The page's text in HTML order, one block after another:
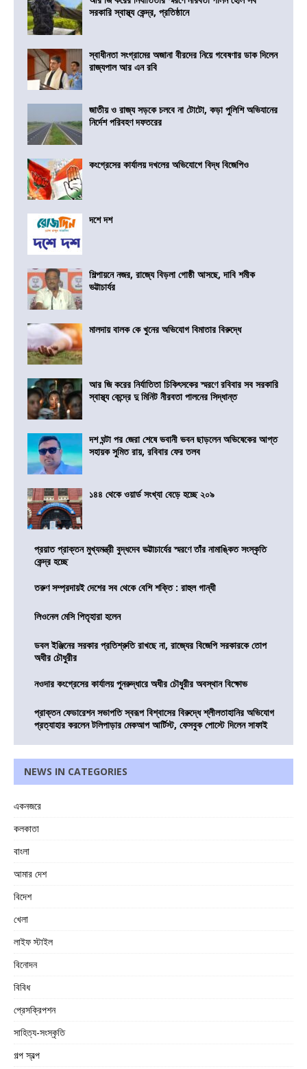
সরকারি স্বাস্থ্য কেন্দ্র, প্রতিষ্ঠানে
স্বাধীনতা সংগ্রামের অজানা বীরদের নিয়ে গবেষণার ডাক দিলেন
রাজ্যপাল আর এন রবি
জাতীয় ও রাজ্য সড়কে চলবে না টোটো, কড়া পুলিশি অভিযানের
নির্দেশ পরিবহণ দফতরের
কংগ্রেসের কার্যালয় দখলের অভিযোগে বিদ্ধ বিজেপিও
দশে দশ
শিল্পায়নে নজর, রাজ্যে বিড়লা গোষ্ঠী আসছে, দাবি শমীক
ভট্টাচার্যর
মালদায় বালক কে খুনের অভিযোগ বিমাতার বিরুদ্ধে
আর জি করের নির্যাতিতা চিকিৎসকের স্মরণে রবিবার সব সরকারি
স্বাস্থ্য কেন্দ্রে দু মিনিট নীরবতা পালনের সিদ্ধান্ত
দশ ঘন্টা পর জেরা শেষে ভবানী ভবন ছাড়লেন অভিষেকের আপ্ত
সহায়ক সুমিত রায়, রবিবার ফের তলব
১৪৪ থেকে ওয়ার্ড সংখ্যা বেড়ে হচ্ছে ২০৯
প্রয়াত প্রাক্তন মুখ্যমন্ত্রী বুদ্ধদেব ভট্টাচার্যের স্মরণে তাঁর নামাঙ্কিত সংস্কৃতি
কেন্দ্র হচ্ছে
তরুণ সম্প্রদায়ই দেশের সব থেকে বেশি শক্তি : রাহুল গান্ধী
লিওনেল মেসি পিতৃহারা হলেন
ডবল ইঞ্জিনের সরকার প্রতিশ্রুতি রাখছে না, রাজ্যের বিজেপি সরকারকে তোপ
অধীর চৌধুরীর
নওদার কংগ্রেসের কার্যালয় পুনরুদ্ধারে অধীর চৌধুরীর অবস্থান বিক্ষোভ
প্রাক্তন ফেডারেশন সভাপতি স্বরূপ বিশ্বাসের বিরুদ্ধে শ্লীলতাহানির অভিযোগ
প্রত্যাহার করলেন টলিপাড়ার মেকআপ আর্টিস্ট, ফেসবুক পোস্টে দিলেন সাফাই
NEWS IN CATEGORIES
একনজরে
কলকাতা
বাংলা
আমার দেশ
বিদেশ
খেলা
লাইফ স্টাইল
বিনোদন
বিবিধ
প্রেসক্রিপশন
সাহিত্য-সংস্কৃতি
গল্প স্বল্প